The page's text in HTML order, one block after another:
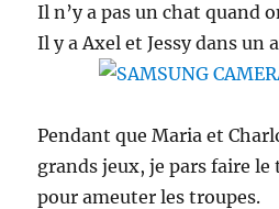
Il n’y a pas un chat quand
Il y a Axel et Jessy dans un
Pendant que Maria et
grands jeux, je pars faire
pour ameuter les troupes.